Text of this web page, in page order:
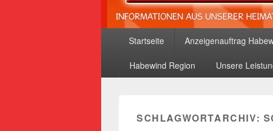
Startseite Anzeigenauftrag
Habewind Region Unsere
SCHLAGWORTARCHIV: